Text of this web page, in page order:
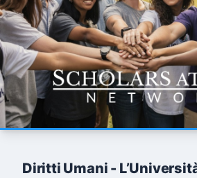
Diritti Umani -